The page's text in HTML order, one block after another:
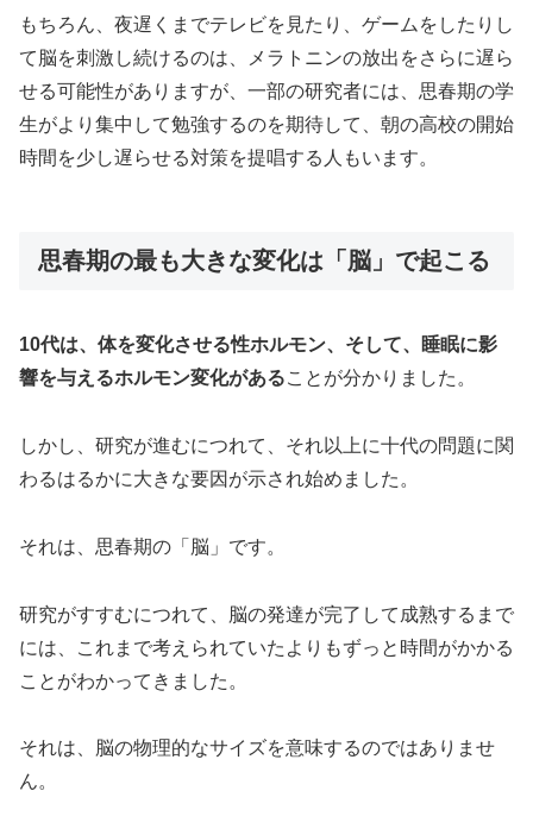
もちろん、夜遅くまでテレビを見たり、ゲームをしたりし
て脳を刺激し続けるのは、メラトニンの放出をさらに遅ら
せる可能性がありますが、一部の研究者には、思春期の学
生がより集中して勉強するのを期待して、朝の高校の開始
時間を少し遅らせる対策を提唱する人もいます。
思春期の最も大きな変化は「脳」で起こる
10代は、体を変化させる性ホルモン、そして、睡眠に影
響を与えるホルモン変化があることが分かりました。
しかし、研究が進むにつれて、それ以上に十代の問題に関
わるはるかに大きな要因が示され始めました。
それは、思春期の「脳」です。
研究がすすむにつれて、脳の発達が完了して成熟するまで
には、これまで考えられていたよりもずっと時間がかかる
ことがわかってきました。
それは、脳の物理的なサイズを意味するのではありませ
ん。